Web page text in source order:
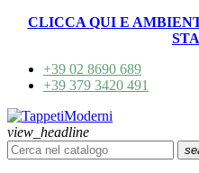
CLICCA QUI E
+39 02 8690 689
+39 379 3420 491
view_headline